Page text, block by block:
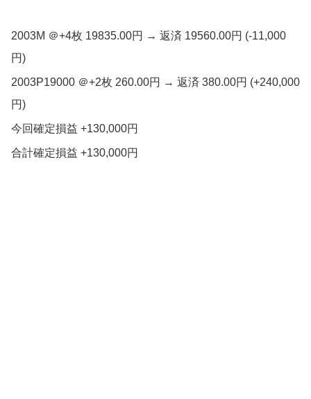
2003M ＠+4枚 19835.00円 → 返済 19560.00円 (-11,000
円)
2003P19000 ＠+2枚 260.00円 → 返済 380.00円 (+240,000
円)
今回確定損益 +130,000円
合計確定損益 +130,000円